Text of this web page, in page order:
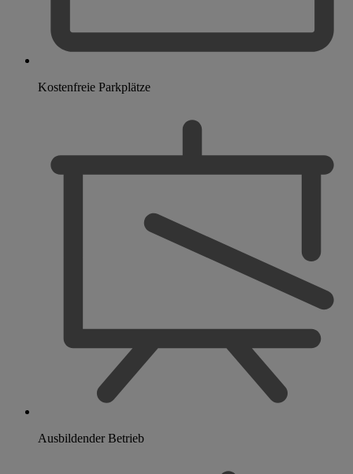
Kostenfreie Parkplätze
Ausbildender Betrieb